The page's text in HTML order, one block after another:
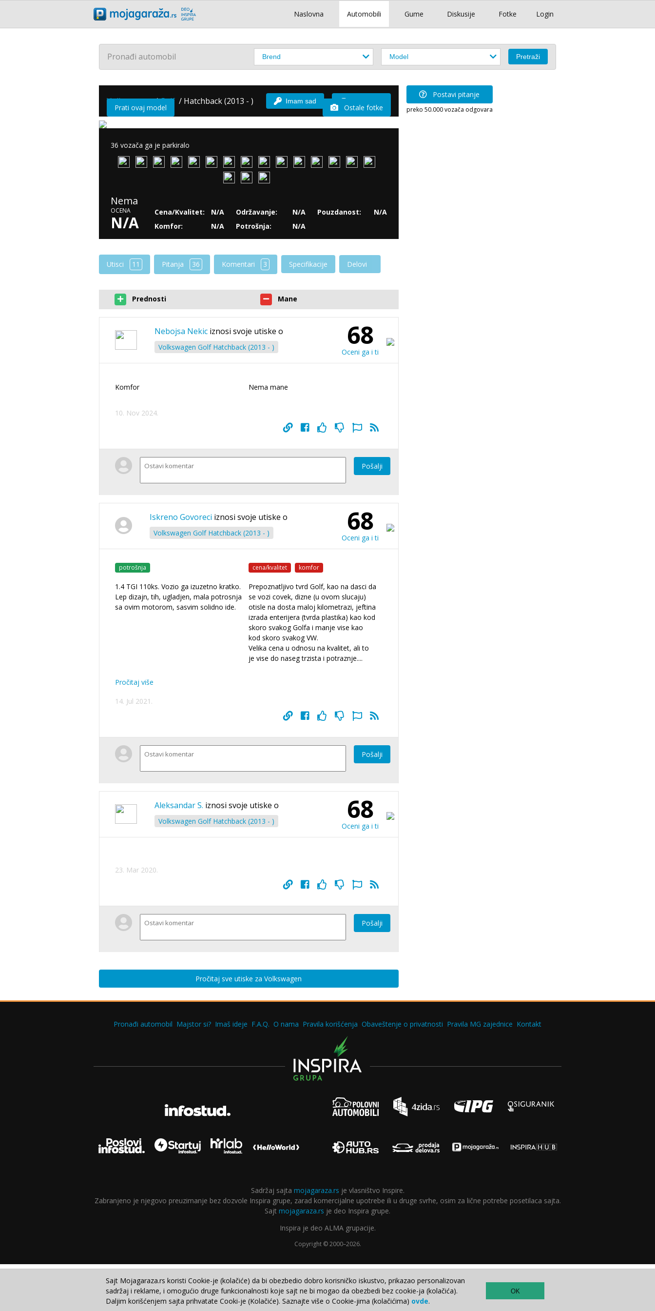
Login
Naslovna Automobili Gume Diskusije Fotke
Pronađi automobil
Volkswagen /Golf / Hatchback (2013 - ) Imam sad
Prati ovaj model Ostale fotke
36 vozača ga je parkiralo
Nema
OCENA
N/A
Cena/Kvalitet:
N/A
Komfor:
N/A
Održavanje:
N/A
Potrošnja:
N/A
Pouzdanost: N/A
Utisci 11 Pitanja 36 Komentari 3 Specifikacije Delovi
Prednosti Mane
Nebojsa Nekic iznosi svoje utiske o
Volkswagen Golf Hatchback (2013 - ) 68
Oceni ga i ti
Komfor Nema mane
10. Nov 2024.
Pošalji
Iskreno Govoreci iznosi svoje utiske o
Volkswagen Golf Hatchback (2013 - ) 68
Oceni ga i ti
potrošnja
1.4 TGI 110ks. Vozio ga izuzetno kratko.
Lep dizajn, tih, ugladjen, mala potrosnja
sa ovim motorom, sasvim solidno ide.
cena/kvalitet komfor
Prepoznatljivo tvrd Golf, kao na dasci da
se vozi covek, dizne (u ovom slucaju)
otisle na dosta maloj kilometrazi, jeftina
izrada enterijera (tvrda plastika) kao kod
skoro svakog Golfa i manje vise kao
kod skoro svakog VW.
Velika cena u odnosu na kvalitet, ali to
je vise do naseg trzista i potraznje....
Pročitaj više
14. Jul 2021.
Pošalji
Aleksandar S. iznosi svoje utiske o
Volkswagen Golf Hatchback (2013 - ) 68
Oceni ga i ti
23. Mar 2020.
Pošalji
Pročitaj sve utiske za Volkswagen
Postavi pitanje
preko 50.000 vozača odgovara
Pronađi automobil Majstor si? Imaš ideje F.A.Q. O nama Pravila korišćenja Obaveštenje o privatnosti Pravila MG zajednice Kontakt
Sadržaj sajta mojagaraza.rs je vlasništvo Inspire.
Zabranjeno je njegovo preuzimanje bez dozvole Inspira grupe, zarad komercijalne upotrebe ili u druge svrhe, osim za lične potrebe posetilaca sajta.
Sajt mojagaraza.rs je deo Inspira grupe.
Inspira je deo ALMA grupacije.
Copyright © 2000–2026.
Sajt Mojagaraza.rs koristi Cookie-je (kolačiće) da bi obezbedio dobro korisničko iskustvo, prikazao personalizovan
sadržaj i reklame, i omogućio druge funkcionalnosti koje sajt ne bi mogao da obezbedi bez cookie-ja (kolačića).
Daljim korišćenjem sajta prihvatate Cooki-je (Kolačiće). Saznajte više o Cookie-jima (kolačićima) ovde.
OK